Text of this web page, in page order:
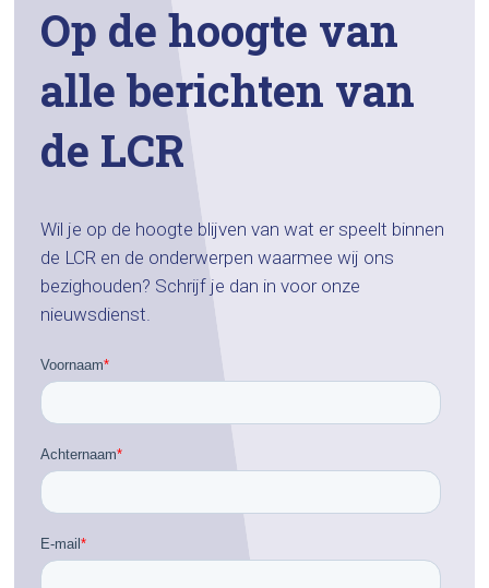
Op de hoogte van
alle berichten van
de LCR
Wil je op de hoogte blijven van wat er speelt binnen
de LCR en de onderwerpen waarmee wij ons
bezighouden? Schrijf je dan in voor onze
nieuwsdienst.